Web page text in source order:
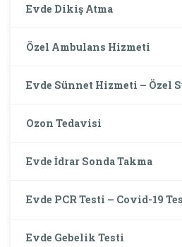
Evde Dikiş Atma
Özel Ambulans Hizmeti
Evde Sünnet Hizmeti – Özel
Ozon Tedavisi
Evde İdrar Sonda Takma
Evde PCR Testi – Covid-19
Evde Gebelik Testi